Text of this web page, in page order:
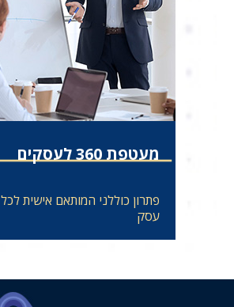
מעטפת 360 לעסקים
פתרון כוללני המותאם אישית לכל
עסק